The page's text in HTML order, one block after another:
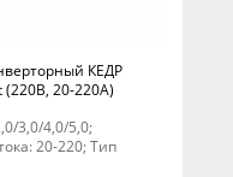
КЕДР
(220В, 20-220А)
3,0/4,0/5,0;
20-220; Тип